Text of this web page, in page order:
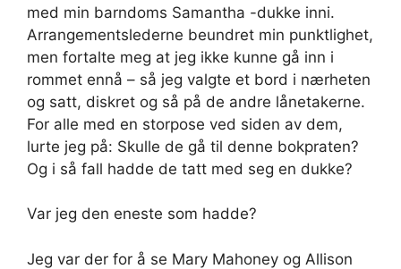
med min barndoms Samantha -dukke inni.
Arrangementslederne beundret min punktlighet,
men fortalte meg at jeg ikke kunne gå inn i
rommet ennå – så jeg valgte et bord i nærheten
og satt, diskret og så på de andre lånetakerne.
For alle med en storpose ved siden av dem,
lurte jeg på: Skulle de gå til denne bokpraten?
Og i så fall hadde de tatt med seg en dukke?
Var jeg den eneste som hadde?
Jeg var der for å se Mary Mahoney og Allison